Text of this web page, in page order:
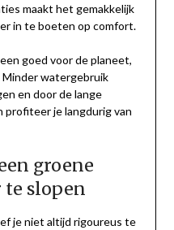
maakt het gemakkelijk
in te boeten op comfort.
goed voor de planeet,
Minder watergebruik
en door de lange
profiteer je langdurig van
groene
te slopen
je niet altijd rigoureus te